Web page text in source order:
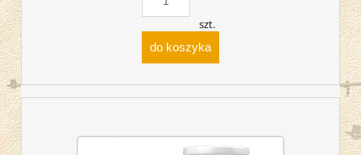
szt.
do koszyka